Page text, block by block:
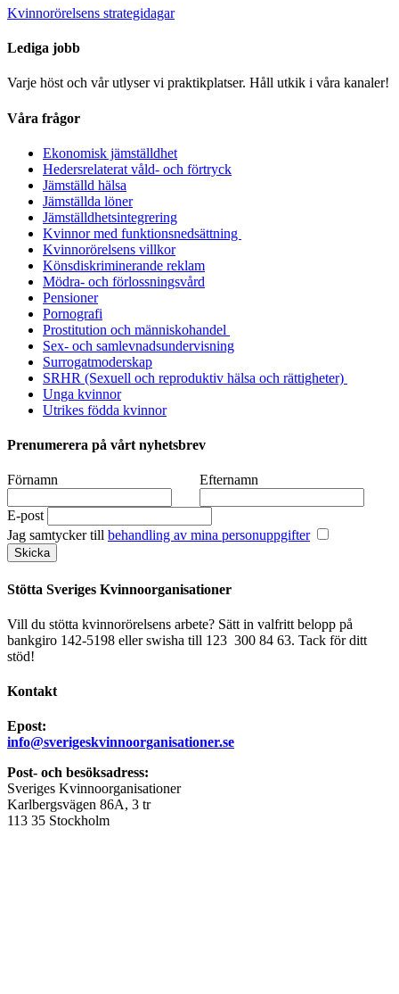
Kvinnorörelsens strategidagar
Lediga jobb
Varje höst och vår utlyser vi praktikplatser. Håll utkik i våra kanaler!
Våra frågor
Ekonomisk jämställdhet
Hedersrelaterat våld- och förtryck
Jämställd hälsa
Jämställda löner
Jämställdhetsintegrering
Kvinnor med funktionsnedsättning
Kvinnorörelsens villkor
Könsdiskriminerande reklam
Mödra- och förlossningsvård
Pensioner
Pornografi
Prostitution och människohandel
Sex- och samlevnadsundervisning
Surrogatmoderskap
SRHR (Sexuell och reproduktiv hälsa och rättigheter)
Unga kvinnor
Utrikes födda kvinnor
Prenumerera på vårt nyhetsbrev
Förnamn Efternamn
E-post
Jag samtycker till behandling av mina personuppgifter
Stötta Sveriges Kvinnoorganisationer
Vill du stötta kvinnorörelsens arbete? Sätt in valfritt belopp på
bankgiro 142-5198 eller swisha till 123 300 84 63. Tack för ditt
stöd!
Kontakt
Epost:
info@sverigeskvinnoorganisationer.se
Post- och besöksadress:
Sveriges Kvinnoorganisationer
Karlbergsvägen 86A, 3 tr
113 35 Stockholm